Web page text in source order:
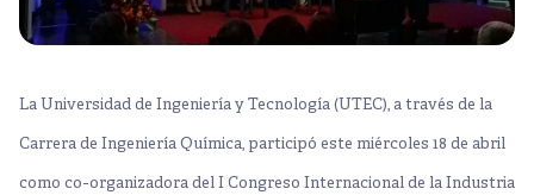
La Universidad de Ingeniería y Tecnología (UTEC), a través de la
Carrera de Ingeniería Química, participó este miércoles 18 de abril
como co-organizadora delI Congreso Internacional de la Industria